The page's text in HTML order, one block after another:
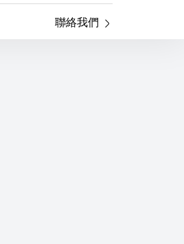
聯絡我們